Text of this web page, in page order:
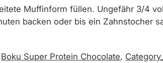
Muffinform füllen. Ungefähr 3/4
backen oder bis ein Zahnstocher
Boku Super Protein Chocolate,